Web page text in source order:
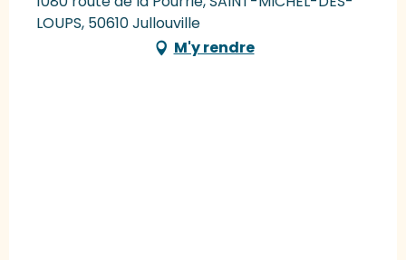
LOUPS, 50610 Jullouville
M'y rendre